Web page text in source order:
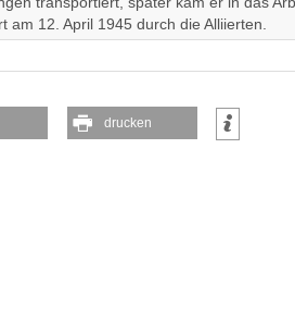
12. April 1945 durch die Alliierten.
drucken